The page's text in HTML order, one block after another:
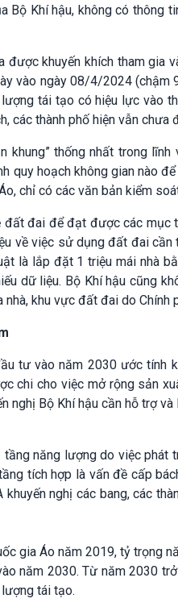
Bộ Khí hậu, không có thông
được khuyến khích tham gia
vào ngày 08/4/2024 (chậm
tái tạo có hiệu lực vào
các thành phố hiện vẫn chưa
khung” thống nhất trong
quy hoạch không gian nào
chỉ có các văn bản kiểm
đất đai để đạt được các mục
về việc sử dụng đất đai
là lắp đặt 1 triệu mái nhà
dữ liệu. Bộ Khí hậu cũng
khu vực đất đai do Chính
tư vào năm 2030 ước tính
chi cho việc mở rộng sản
nghị Bộ Khí hậu cần hỗ trợ
năng lượng do việc phát
tích hợp là vấn đề cấp
nghị các bang, các
gia Áo năm 2019, tỷ trọng
năm 2030. Từ năm 2030
tái tạo.